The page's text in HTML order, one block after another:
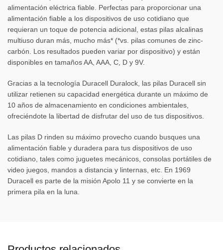
alimentación eléctrica fiable. Perfectas para proporcionar una
alimentación fiable a los dispositivos de uso cotidiano que
requieran un toque de potencia adicional, estas pilas alcalinas
multiuso duran más, mucho más* (*vs. pilas comunes de zinc-
carbón. Los resultados pueden variar por dispositivo) y están
disponibles en tamaños AA, AAA, C, D y 9V.
Gracias a la tecnología Duracell Duralock, las pilas Duracell sin
utilizar retienen su capacidad energética durante un máximo de
10 años de almacenamiento en condiciones ambientales,
ofreciéndote la libertad de disfrutar del uso de tus dispositivos.
Las pilas D rinden su máximo provecho cuando busques una
alimentación fiable y duradera para tus dispositivos de uso
cotidiano, tales como juguetes mecánicos, consolas portátiles de
video juegos, mandos a distancia y linternas, etc. En 1969
Duracell es parte de la misión Apolo 11 y se convierte en la
primera pila en la luna.